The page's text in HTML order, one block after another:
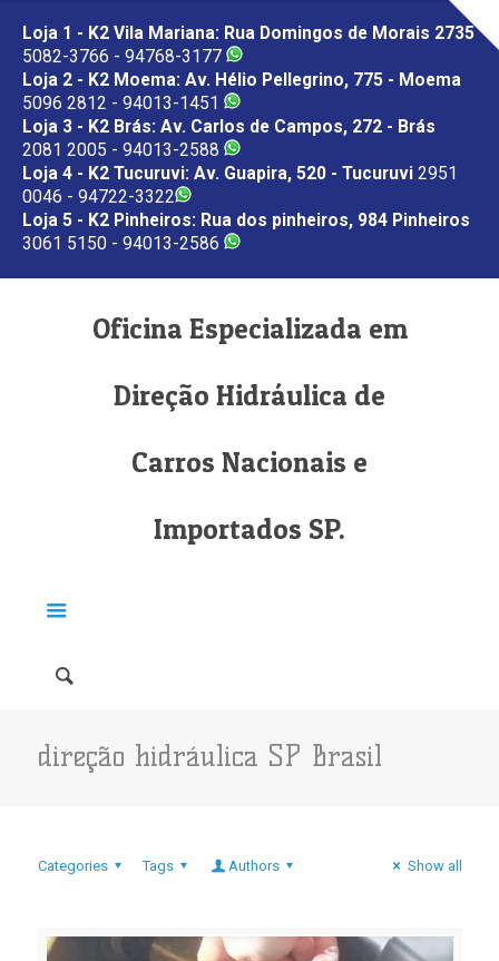
Loja 1 - K2 Vila Mariana: Rua Domingos de Morais 2735
5082-3766 - 94768-3177
Loja 2 - K2 Moema: Av. Hélio Pellegrino, 775 - Moema
5096 2812 - 94013-1451
Loja 3 - K2 Brás: Av. Carlos de Campos, 272 - Brás
2081 2005 - 94013-2588
Loja 4 - K2 Tucuruvi: Av. Guapira, 520 - Tucuruvi 2951
0046 - 94722-3322
Loja 5 - K2 Pinheiros: Rua dos pinheiros, 984 Pinheiros
3061 5150 - 94013-2586
Oficina Especializada em
Direção Hidráulica de
Carros Nacionais e
Importados SP.
direção hidráulica SP Brasil
Categories Tags Authors Show all